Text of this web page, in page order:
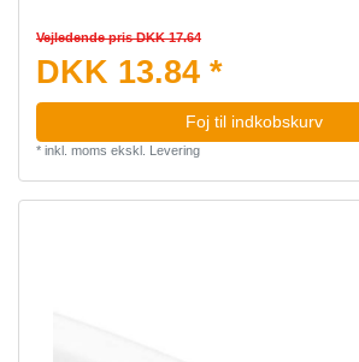
Vejledende pris DKK 17.64
DKK 13.84 *
Foj til indkobskurv
* inkl. moms ekskl. Levering